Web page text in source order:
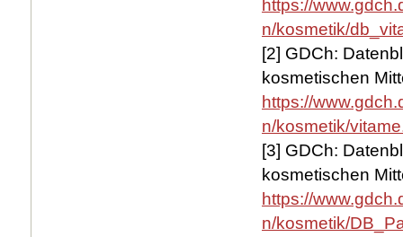
https://
n/kosmetik/
[2] GDCh:
kosmetischen
https://
n/kosmetik/
[3] GDCh:
kosmetischen
https://
n/kosmetik/